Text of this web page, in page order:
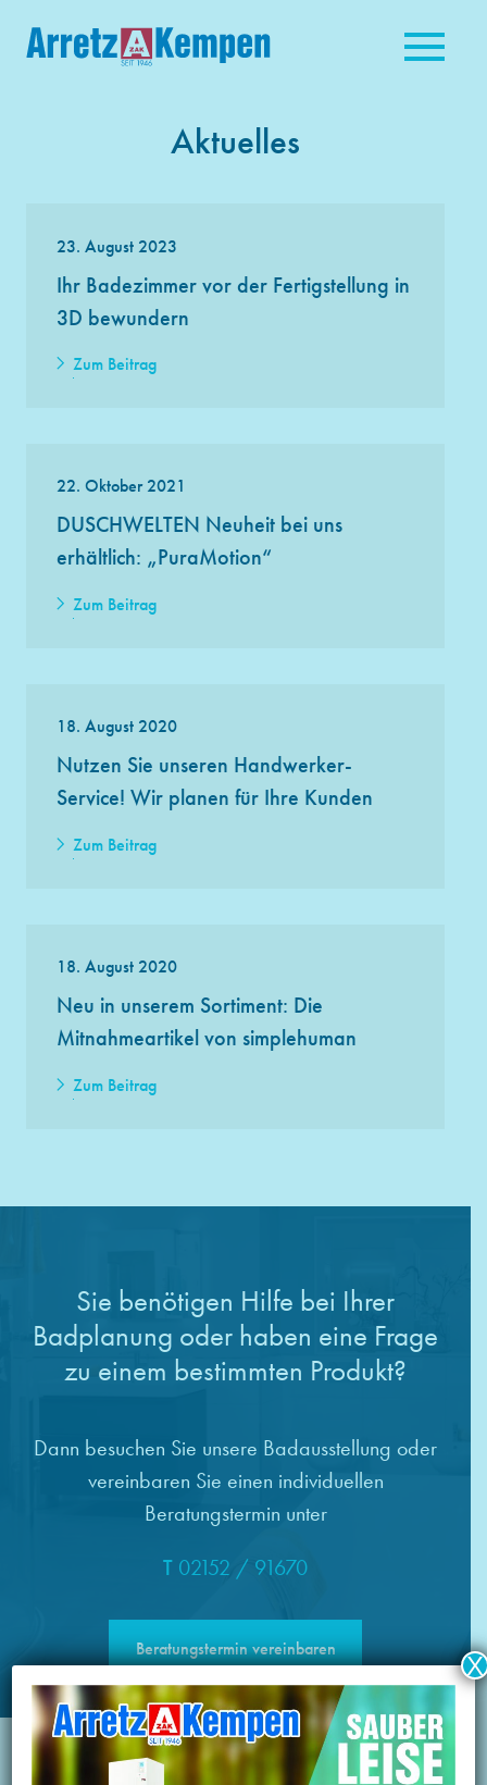
Aktuelles
23. August 2023
Ihr Badezimmer vor der Fertigstellung in
3D bewundern
Zum Beitrag
22. Oktober 2021
DUSCHWELTEN Neuheit bei uns
erhältlich: „PuraMotion“
Zum Beitrag
18. August 2020
Nutzen Sie unseren Handwerker-
Service! Wir planen für Ihre Kunden
Zum Beitrag
18. August 2020
Neu in unserem Sortiment: Die
Mitnahmeartikel von simplehuman
Zum Beitrag
Sie benötigen Hilfe bei Ihrer
Badplanung oder haben eine Frage
zu einem bestimmten Produkt?
Dann besuchen Sie unsere Badausstellung oder
vereinbaren Sie einen individuellen
Beratungstermin unter
T 02152 / 91670
Beratungstermin vereinbaren
X